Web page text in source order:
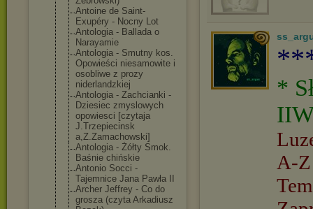
Antoine de Saint-
Exupéry - Nocny Lot
Antologia - Ballada o
Narayamie
Antologia - Smutny kos.
Opowieści niesamowite i
osobliwe z prozy
niderlandzkiej
Antologia - Zachcianki -
Dziesiec zmyslowych
opowiesci [czytaja
J.Trzepiecinsk
a,Z.Zamachowski]
Antologia - Żółty Smok.
Baśnie chińskie
Antonio Socci -
Tajemnice Jana Pawła II
Archer Jeffrey - Co do
grosza (czyta Arkadiusz
*
A-